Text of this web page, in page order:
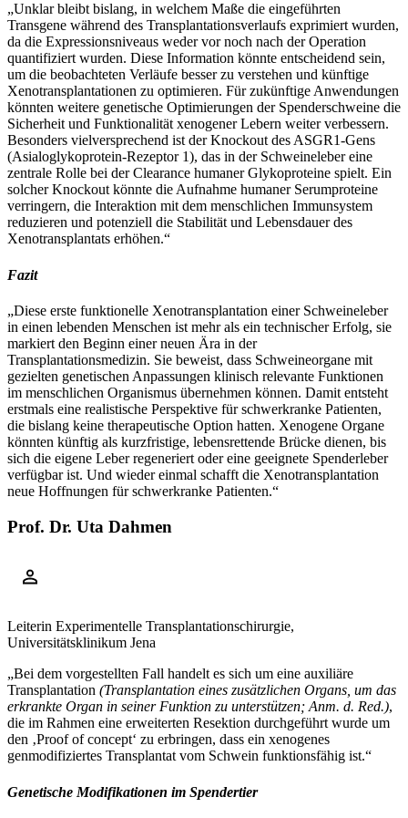
„Unklar bleibt bislang, in welchem Maße die eingeführten
Transgene während des Transplantationsverlaufs exprimiert wurden,
da die Expressionsniveaus weder vor noch nach der Operation
quantifiziert wurden. Diese Information könnte entscheidend sein,
um die beobachteten Verläufe besser zu verstehen und künftige
Xenotransplantationen zu optimieren. Für zukünftige Anwendungen
könnten weitere genetische Optimierungen der Spenderschweine die
Sicherheit und Funktionalität xenogener Lebern weiter verbessern.
Besonders vielversprechend ist der Knockout des ASGR1-Gens
(Asialoglykoprotein-Rezeptor 1), das in der Schweineleber eine
zentrale Rolle bei der Clearance humaner Glykoproteine spielt. Ein
solcher Knockout könnte die Aufnahme humaner Serumproteine
verringern, die Interaktion mit dem menschlichen Immunsystem
reduzieren und potenziell die Stabilität und Lebensdauer des
Xenotransplantats erhöhen.“
Fazit
„Diese erste funktionelle Xenotransplantation einer Schweineleber
in einen lebenden Menschen ist mehr als ein technischer Erfolg, sie
markiert den Beginn einer neuen Ära in der
Transplantationsmedizin. Sie beweist, dass Schweineorgane mit
gezielten genetischen Anpassungen klinisch relevante Funktionen
im menschlichen Organismus übernehmen können. Damit entsteht
erstmals eine realistische Perspektive für schwerkranke Patienten,
die bislang keine therapeutische Option hatten. Xenogene Organe
könnten künftig als kurzfristige, lebensrettende Brücke dienen, bis
sich die eigene Leber regeneriert oder eine geeignete Spenderleber
verfügbar ist. Und wieder einmal schafft die Xenotransplantation
neue Hoffnungen für schwerkranke Patienten.“
Prof. Dr. Uta Dahmen
Leiterin Experimentelle Transplantationschirurgie,
Universitätsklinikum Jena
„Bei dem vorgestellten Fall handelt es sich um eine auxiliäre
Transplantation (Transplantation eines zusätzlichen Organs, um das
erkrankte Organ in seiner Funktion zu unterstützen; Anm. d. Red.),
die im Rahmen eine erweiterten Resektion durchgeführt wurde um
den ‚Proof of concept‘ zu erbringen, dass ein xenogenes
genmodifiziertes Transplantat vom Schwein funktionsfähig ist.“
Genetische Modifikationen im Spendertier